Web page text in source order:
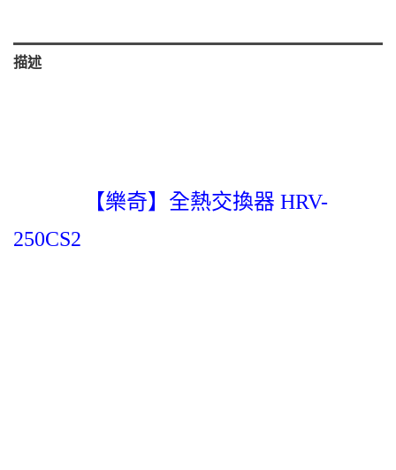
描述
【樂奇】全熱交換器 HRV-
250CS2